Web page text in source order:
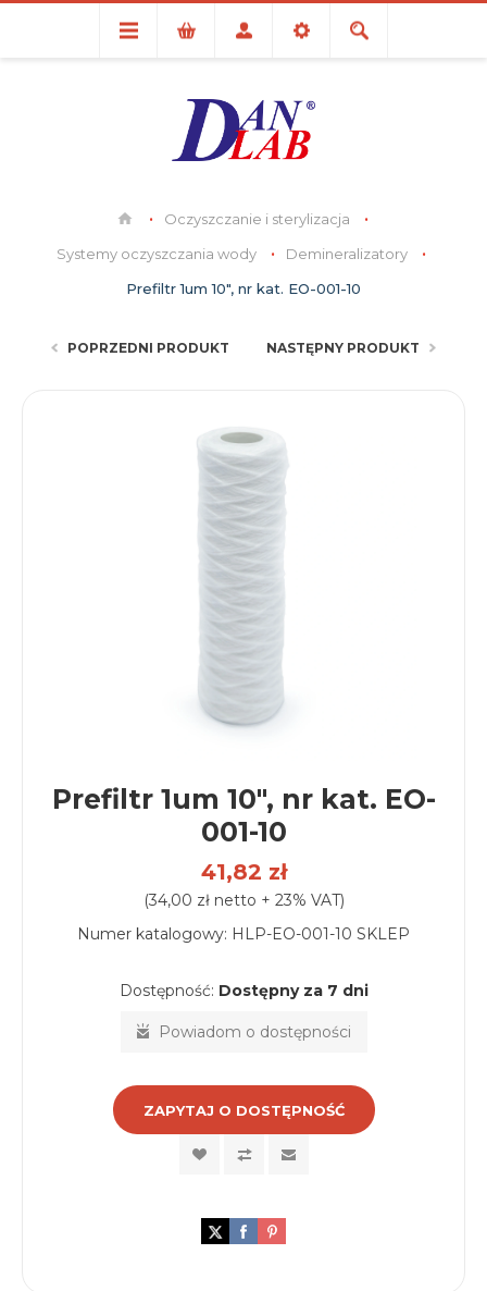
Oczyszczanie i sterylizacja
Systemy oczyszczania wody
Demineralizatory
Prefiltr 1um 10", nr kat. EO-001-10
POPRZEDNI PRODUKT NASTĘPNY PRODUKT
Prefiltr 1um 10", nr kat. EO-
001-10
41,82 zł
(34,00 zł netto + 23% VAT)
Numer katalogowy: HLP-EO-001-10 SKLEP
Dostępność: Dostępny za 7 dni
Powiadom o dostępności
ZAPYTAJ O DOSTĘPNOŚĆ